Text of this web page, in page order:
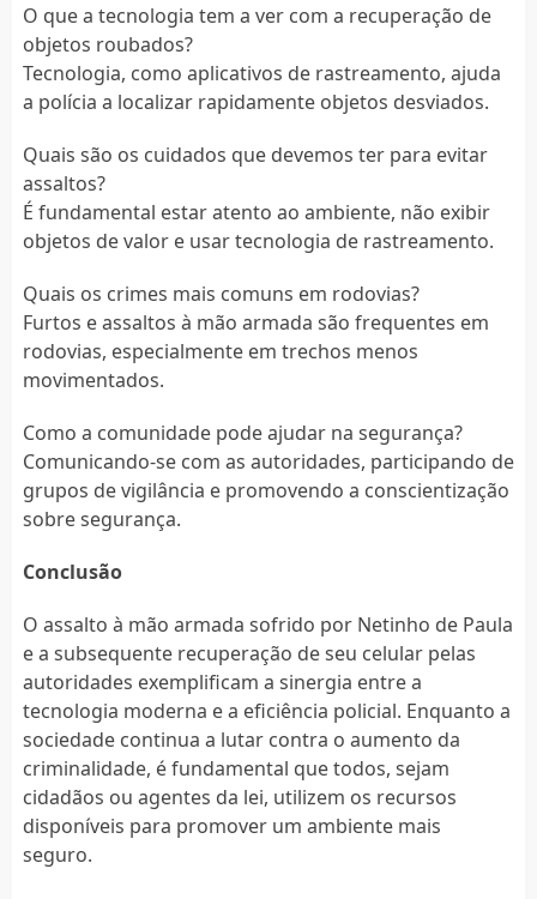
O que a tecnologia tem a ver com a recuperação de
objetos roubados?
Tecnologia, como aplicativos de rastreamento, ajuda
a polícia a localizar rapidamente objetos desviados.
Quais são os cuidados que devemos ter para evitar
assaltos?
É fundamental estar atento ao ambiente, não exibir
objetos de valor e usar tecnologia de rastreamento.
Quais os crimes mais comuns em rodovias?
Furtos e assaltos à mão armada são frequentes em
rodovias, especialmente em trechos menos
movimentados.
Como a comunidade pode ajudar na segurança?
Comunicando-se com as autoridades, participando de
grupos de vigilância e promovendo a conscientização
sobre segurança.
Conclusão
O assalto à mão armada sofrido por Netinho de Paula
e a subsequente recuperação de seu celular pelas
autoridades exemplificam a sinergia entre a
tecnologia moderna e a eficiência policial. Enquanto a
sociedade continua a lutar contra o aumento da
criminalidade, é fundamental que todos, sejam
cidadãos ou agentes da lei, utilizem os recursos
disponíveis para promover um ambiente mais
seguro.